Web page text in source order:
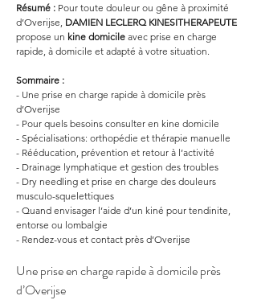
Résumé : Pour toute douleur ou gêne à proximité
d’Overijse, DAMIEN LECLERQ KINESITHERAPEUTE
propose un kine domicile avec prise en charge
rapide, à domicile et adapté à votre situation.
Sommaire :
- Une prise en charge rapide à domicile près
d’Overijse
- Pour quels besoins consulter en kine domicile
- Spécialisations: orthopédie et thérapie manuelle
- Rééducation, prévention et retour à l’activité
- Drainage lymphatique et gestion des troubles
- Dry needling et prise en charge des douleurs
musculo-squelettiques
- Quand envisager l’aide d’un kiné pour tendinite,
entorse ou lombalgie
- Rendez-vous et contact près d’Overijse
Une prise en charge rapide à domicile près
d’Overijse